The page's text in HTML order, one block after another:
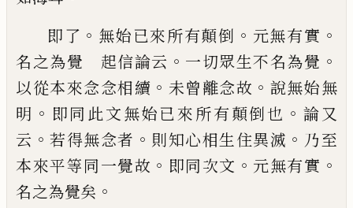
即了 。 無始已來所有顛倒 。 元無有實 。
名之為覺 起信論云 。 一切眾生不名為覺 。
以從本來念念相續 。 未曾離念故 。 說無始無
明 。 即同此文無始已來所有顛倒也 。 論又
云 。若得無念者 。 則知心相生住異滅 。 乃至
本來平等同一覺故 。 即同次文 。 元無有實 。
名之為覺矣 。